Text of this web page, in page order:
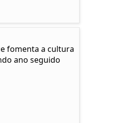
fomenta a cultura
ano seguido